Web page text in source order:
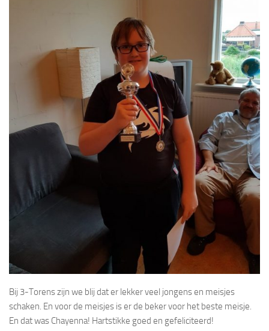
Bij 3-Torens zijn we blij dat er lekker veel jongens en meisjes
schaken. En voor de meisjes is er de beker voor het beste meisje.
En dat was Chayenna! Hartstikke goed en gefeliciteerd!